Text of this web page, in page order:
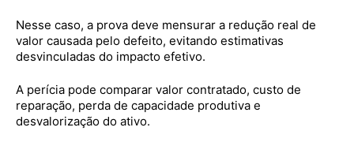
Nesse caso, a prova deve mensurar a redução real de
valor causada pelo defeito, evitando estimativas
desvinculadas do impacto efetivo.
A perícia pode comparar valor contratado, custo de
reparação, perda de capacidade produtiva e
desvalorização do ativo.